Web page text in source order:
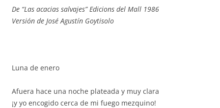
De “Las acacias salvajes” Edicions del Mall 1986
Versión de José Agustín Goytisolo
Luna de enero
Afuera hace una noche plateada y muy clara
¡y yo encogido cerca de mi fuego mezquino!